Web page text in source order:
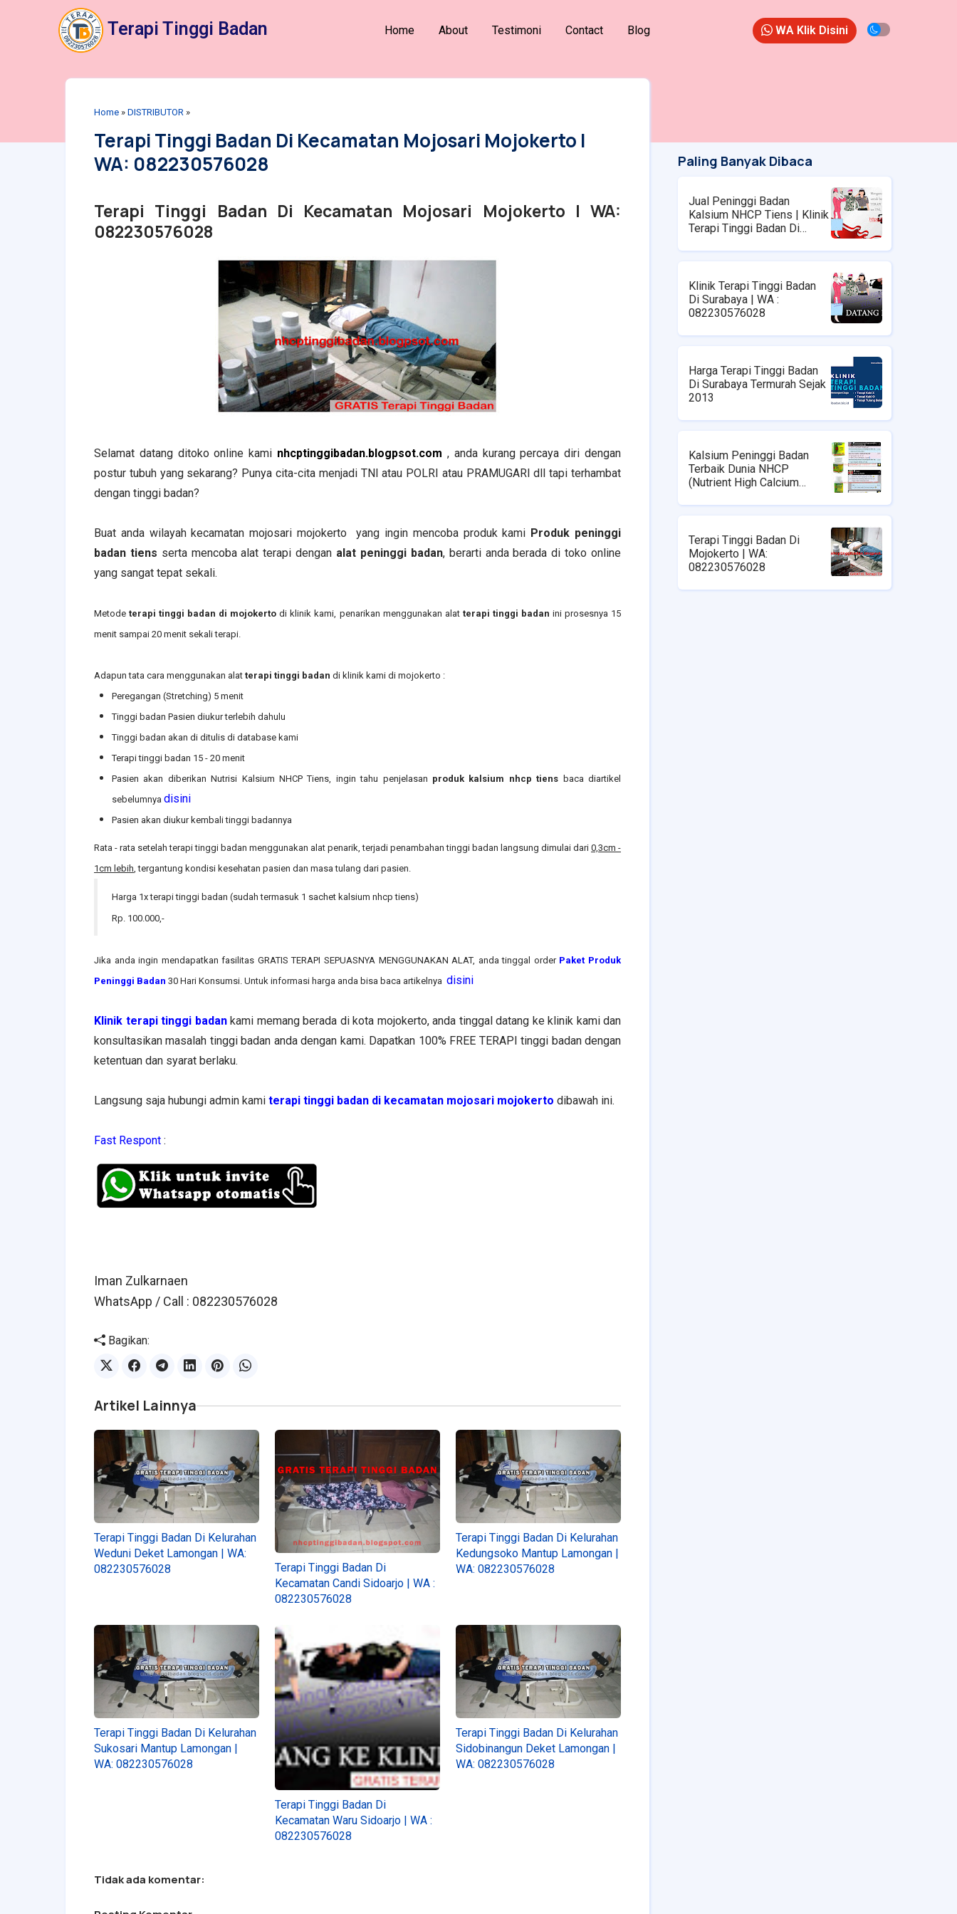
Terapi Tinggi Badan Home About Testimoni Contact Blog WA Klik Disini
Home » DISTRIBUTOR »
Terapi Tinggi Badan Di Kecamatan Mojosari Mojokerto |
WA: 082230576028
Terapi Tinggi Badan Di Kecamatan Mojosari Mojokerto | WA:
082230576028
Selamat datang ditoko online kami nhcptinggibadan.blogpsot.com , anda kurang percaya diri dengan
postur tubuh yang sekarang? Punya cita-cita menjadi TNI atau POLRI atau PRAMUGARI dll tapi terhambat
dengan tinggi badan?
Buat anda wilayahkecamatanmojosari mojokertoyang ingin mencoba produk kami Produk peninggi
badan tiens serta mencoba alat terapi dengan alat peninggi badan, berarti anda berada di toko online
yang sangat tepat sekali.
Metodeterapi tinggi badan di mojokerto di klinik kami, penarikan menggunakan alat terapi tinggi badan ini prosesnya 15
menit sampai 20 menit sekali terapi.
Adapun tata cara menggunakan alat terapi tinggi badan di klinik kami di mojokerto :
Peregangan (Stretching) 5 menit
Tinggi badan Pasien diukur terlebih dahulu
Tinggi badan akan di ditulis di database kami
Terapi tinggi badan 15 - 20 menit
Pasien akan diberikan Nutrisi Kalsium NHCP Tiens, ingin tahu penjelasan produk kalsium nhcp tiens baca diartikel
sebelumnya disini
Pasien akan diukur kembali tinggi badannya
Rata - rata setelah terapi tinggi badan menggunakan alat penarik, terjadi penambahan tinggi badan langsung dimulai dari 0,3cm -
1cm lebih, tergantung kondisi kesehatan pasien dan masa tulang dari pasien.
Harga 1x terapi tinggi badan (sudah termasuk 1 sachet kalsium nhcp tiens)
Rp. 100.000,-
Jika anda ingin mendapatkan fasilitas GRATIS TERAPI SEPUASNYA MENGGUNAKAN ALAT, anda tinggal order Paket Produk
Peninggi Badan 30 Hari Konsumsi. Untuk informasi harga anda bisa baca artikelnya disini
Klinik terapi tinggi badankami memang berada di kota mojokerto, anda tinggal datang ke klinik kami dan
konsultasikan masalah tinggi badan anda dengan kami. Dapatkan 100% FREE TERAPI tinggi badan dengan
ketentuan dan syarat berlaku.
Langsung saja hubungi admin kami terapi tinggi badan di kecamatan mojosari mojokerto dibawah ini.
Fast Respont :
Iman Zulkarnaen
WhatsApp / Call : 082230576028
Bagikan:
Artikel Lainnya
Terapi Tinggi Badan Di Kelurahan
Weduni Deket Lamongan | WA:
082230576028
Terapi Tinggi Badan Di
Kecamatan Candi Sidoarjo | WA :
082230576028
Terapi Tinggi Badan Di Kelurahan
Kedungsoko Mantup Lamongan |
WA: 082230576028
Terapi Tinggi Badan Di Kelurahan
Sukosari Mantup Lamongan |
WA: 082230576028
Terapi Tinggi Badan Di
Kecamatan Waru Sidoarjo | WA :
082230576028
Terapi Tinggi Badan Di Kelurahan
Sidobinangun Deket Lamongan |
WA: 082230576028
Tidak ada komentar:
Paling Banyak Dibaca
Jual Peninggi Badan
Kalsium NHCP Tiens | Klinik
Terapi Tinggi Badan Di
08223576028
Klinik Terapi Tinggi Badan
Di Surabaya | WA :
082230576028
Harga Terapi Tinggi Badan
Di Surabaya Termurah Sejak
2013
Kalsium Peninggi Badan
Terbaik Dunia NHCP
(Nutrient High Calcium
Tinggi Badan Di Surabaya |
Terapi Tinggi Badan Di
Mojokerto | WA:
082230576028